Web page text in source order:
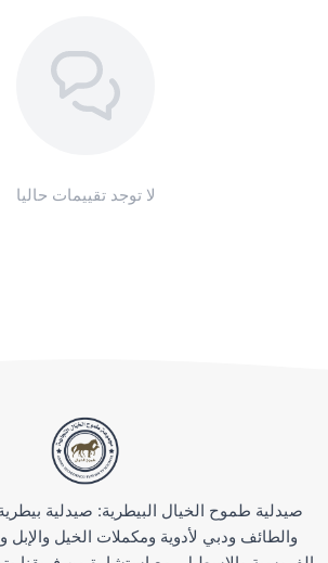
الشهية، وزيادة التبول. ريبوت يجب على مالك
بالجرعة المحددة من قبل الطبيب البيطري.
لا توجد تقييمات حاليا
صيدلية طموح الخيال البيطرية: صيدلية
والطائف ودبي لأدوية ومكملات الخيل والإبل